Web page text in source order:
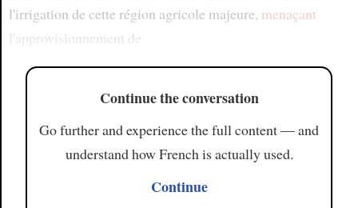
l'irrigation de cette région agricole majeure, menaçant
l'approvisionnement de
Continue the conversation
Go further and experience the full content — and
understand how French is actually used.
Continue